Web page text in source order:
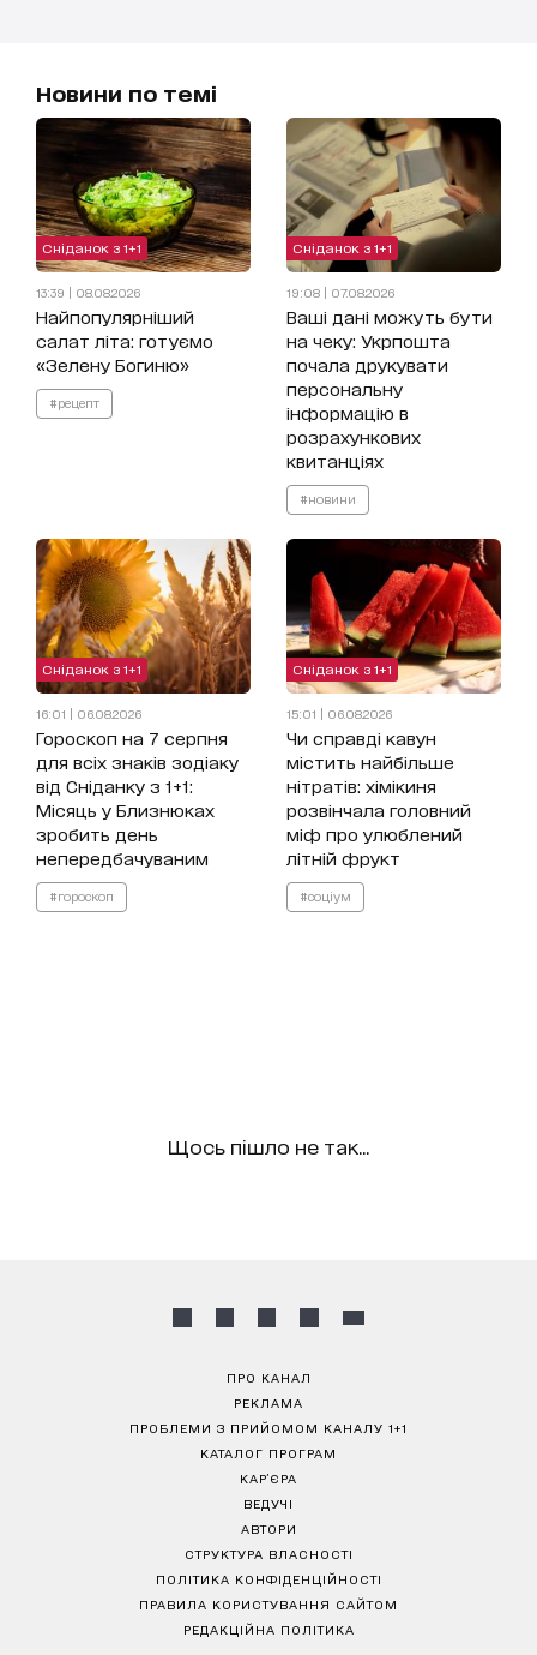
Новини по темі
Сніданок з 1+1
13:39 | 08.08.2026
Найпопулярніший
салат літа: готуємо
«Зелену Богиню»
#рецепт
Сніданок з 1+1
19:08 | 07.08.2026
Ваші дані можуть бути
на чеку: Укрпошта
почала друкувати
персональну
інформацію в
розрахункових
квитанціях
#новини
Сніданок з 1+1
16:01 | 06.08.2026
Гороскоп на 7 серпня
для всіх знаків зодіаку
від Сніданку з 1+1:
Місяць у Близнюках
зробить день
непередбачуваним
#гороскоп
Сніданок з 1+1
15:01 | 06.08.2026
Чи справді кавун
містить найбільше
нітратів: хімікиня
розвінчала головний
міф про улюблений
літній фрукт
#соціум
Щось пішло не так...
ПРО КАНАЛ
РЕКЛАМА
ПРОБЛЕМИ З ПРИЙОМОМ КАНАЛУ 1+1
КАТАЛОГ ПРОГРАМ
КАР’ЄРА
ВЕДУЧІ
АВТОРИ
СТРУКТУРА ВЛАСНОСТІ
ПОЛІТИКА КОНФІДЕНЦІЙНОСТІ
ПРАВИЛА КОРИСТУВАННЯ САЙТОМ
РЕДАКЦІЙНА ПОЛІТИКА